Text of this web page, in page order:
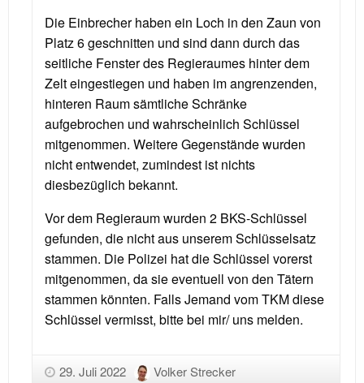
Die Einbrecher haben ein Loch in den Zaun von
Platz 6 geschnitten und sind dann durch das
seitliche Fenster des Regieraumes hinter dem
Zelt eingestiegen und haben im angrenzenden,
hinteren Raum sämtliche Schränke
aufgebrochen und wahrscheinlich Schlüssel
mitgenommen. Weitere Gegenstände wurden
nicht entwendet, zumindest ist nichts
diesbezüglich bekannt.
Vor dem Regieraum wurden 2 BKS-Schlüssel
gefunden, die nicht aus unserem Schlüsselsatz
stammen. Die Polizei hat die Schlüssel vorerst
mitgenommen, da sie eventuell von den Tätern
stammen könnten. Falls Jemand vom TKM diese
Schlüssel vermisst, bitte bei mir/ uns melden.
29. Juli 2022 Volker Strecker